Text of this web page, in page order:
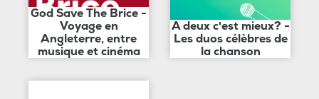
God Save The Brice -
Voyage en
Angleterre, entre
musique et cinéma
A deux c'est mieux? -
Les duos célèbres de
la chanson